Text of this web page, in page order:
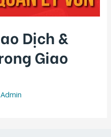
Dịch &
Giao
Admin